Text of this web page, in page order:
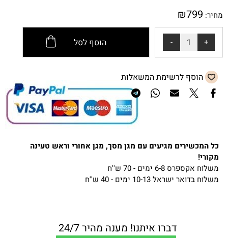
מחיר:
₪799
הוסף לסל
הוסף לרשימת המשאלות
כל המכשירים מגיעים עם מגן מסך, מגן אחורי וראש טעינה
מקורי!
משלוח אקספרס 6-8 ימים - 70 ש''ח
משלוח בדואר ישראל 10-13 ימים - 40 ש''ח
דברו איתנו! מענה מהיר 24/7